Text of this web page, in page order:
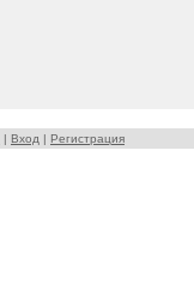
| Вход | Регистрация